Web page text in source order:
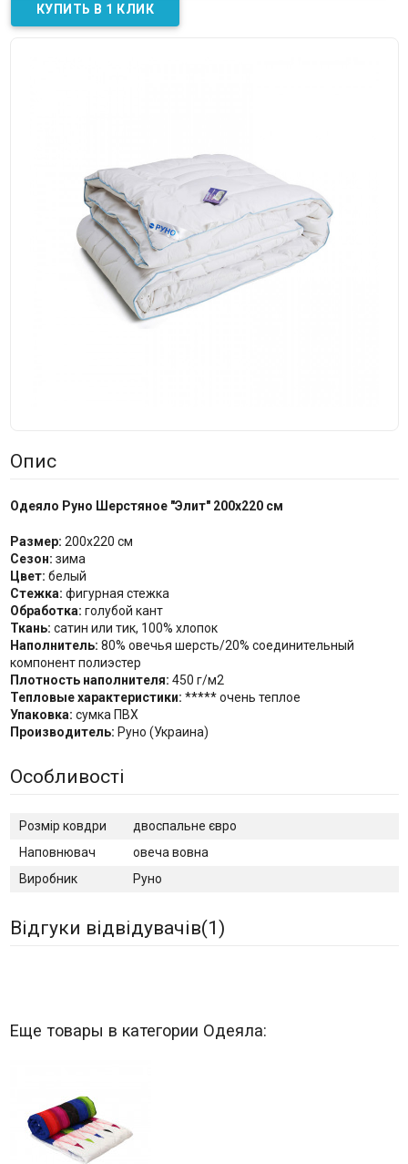
Опис
Одеяло Руно Шерстяное "Элит" 200х220 см
Размер: 200x220 см
Сезон: зима
Цвет: белый
Стежка: фигурная стежка
Обработка: голубой кант
Ткань: сатин или тик, 100% хлопок
Наполнитель: 80% овечья шерсть/20% соединительный
компонент полиэстер
Плотность наполнителя: 450 г/м2
Тепловые характеристики: ***** очень теплое
Упаковка: сумка ПВХ
Производитель: Руно (Украина)
Особливості
Розмір ковдри
двоспальне євро
Наповнювач
овеча вовна
Виробник
Руно
Відгуки відвідувачів(1)
Еще товары в категории Одеяла: